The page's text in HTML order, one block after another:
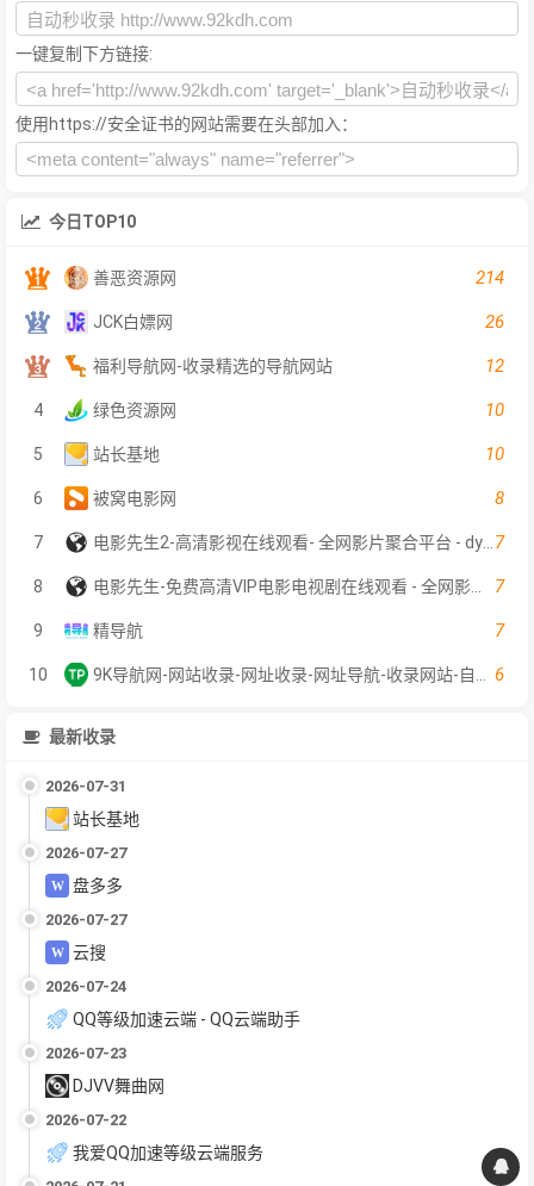
一键复制下方链接:
使用https://安全证书的网站需要在头部加入：
今日TOP10
善恶资源网 214
JCK白嫖网 26
福利导航网-收录精选的导航网站 12
4 绿色资源网 10
5 站长基地 10
6 被窝电影网 8
7 7
8 7
9 精导航 7
10 6
最新收录
2026-07-31
站长基地
2026-07-27
盘多多
2026-07-27
云搜
2026-07-24
QQ等级加速云端 - QQ云端助手
2026-07-23
DJVV舞曲网
2026-07-22
我爱QQ加速等级云端服务